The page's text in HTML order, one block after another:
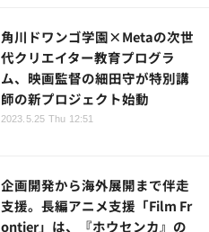
角川ドワンゴ学園×Metaの次世
代クリエイター教育プログラ
ム、映画監督の細田守が特別講
師の新プロジェクト始動
2023.5.25 Thu 12:51
企画開発から海外展開まで伴走
支援。長編アニメ支援「Film Fr
ontier」は、『ホウセンカ』の